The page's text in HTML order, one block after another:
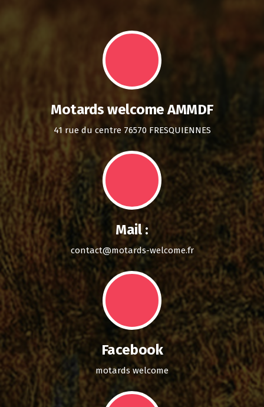
Motards welcome AMMDF
41 rue du centre 76570 FRESQUIENNES
Mail :
contact@motards-welcome.fr
Facebook
motards welcome